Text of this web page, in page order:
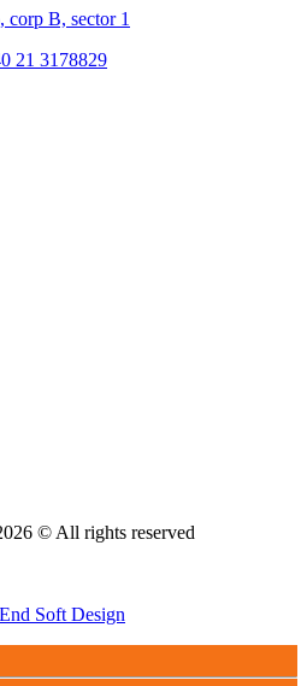
corp B, sector 1
21 3178829
© All rights reserved
End Soft Design